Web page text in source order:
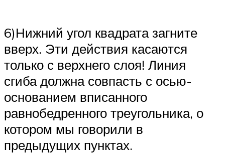
6)Нижний угол квадрата загните
вверх. Эти действия касаются
только с верхнего слоя! Линия
сгиба должна совпасть с осью-
основанием вписанного
равнобедренного треугольника, о
котором мы говорили в
предыдущих пунктах.